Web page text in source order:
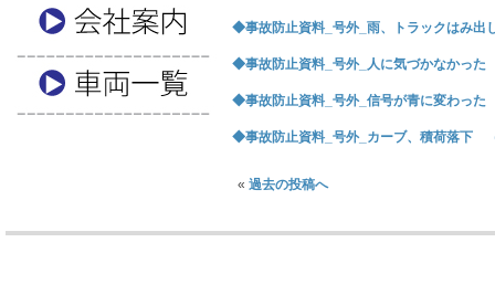
◆事故防止資料_号外_雨、トラックはみ
◆事故防止資料_号外_人に気づかなかっ
◆事故防止資料_号外_信号が青に変わっ
◆事故防止資料_号外_カーブ、積荷落下
« 過去の投稿へ